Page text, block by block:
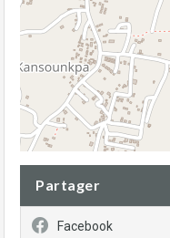
Partager
Facebook